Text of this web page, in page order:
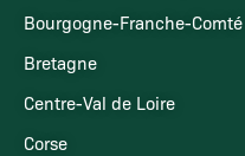
Bourgogne-Franche-Comté
Bretagne
Centre-Val de Loire
Corse